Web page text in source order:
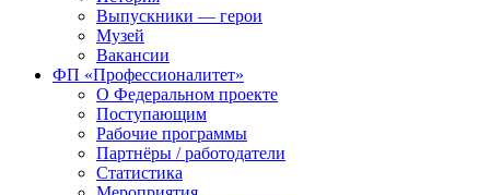
Выпускники — герои
Музей
Вакансии
ФП «Профессионалитет»
О Федеральном проекте
Поступающим
Рабочие программы
Партнёры / работодатели
Статистика